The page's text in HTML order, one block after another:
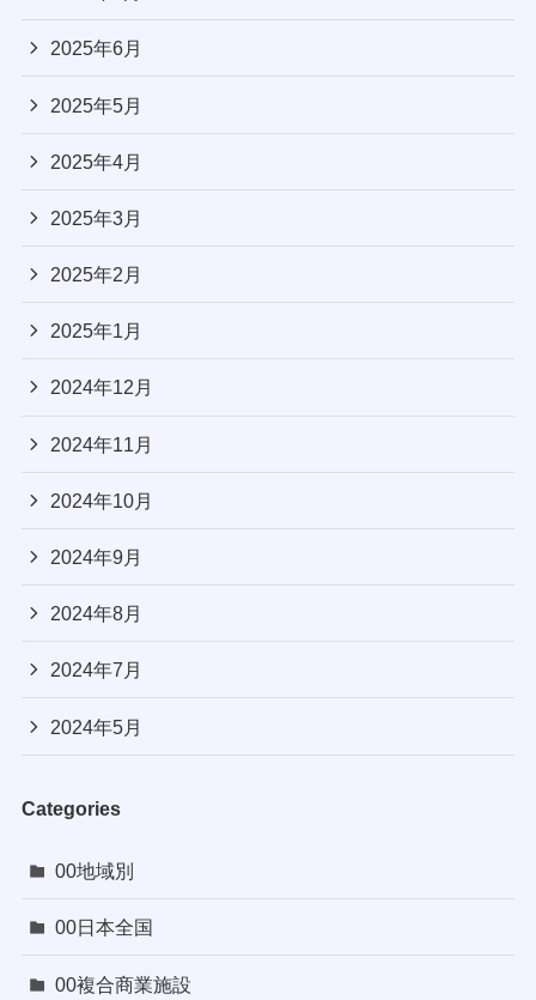
2025年6月
2025年5月
2025年4月
2025年3月
2025年2月
2025年1月
2024年12月
2024年11月
2024年10月
2024年9月
2024年8月
2024年7月
2024年5月
Categories
00地域別
00日本全国
00複合商業施設